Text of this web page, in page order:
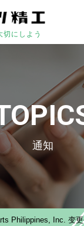
にしよう
通知
Philippines, Inc. 变